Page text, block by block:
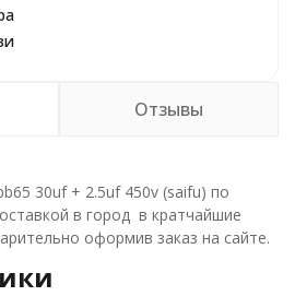
Отзывы
30uf + 2.5uf 450v (saifu) по
в город в кратчайшие
оформив заказ на сайте.